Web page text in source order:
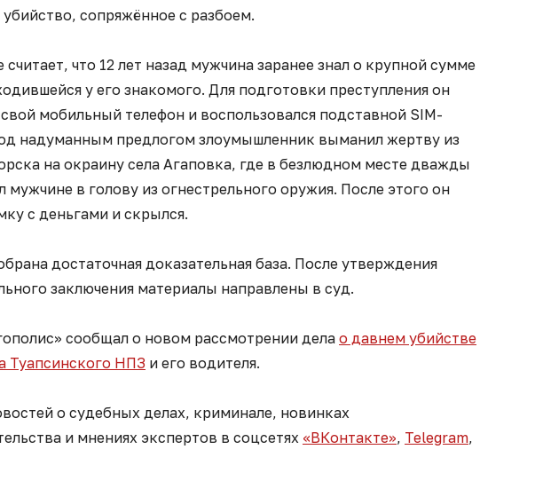
убийство, сопряжённое с разбоем.
считает, что 12 лет назад мужчина заранее знал о крупной сумме
у его знакомого. Для подготовки преступления он
мобильный телефон и воспользовался подставной SIM-
надуманным предлогом злоумышленник выманил жертву из
на окраину села Агаповка, где в безлюдном месте дважды
мужчине в голову из огнестрельного оружия. После этого он
с деньгами и скрылся.
достаточная доказательная база. После утверждения
заключения материалы направлены в суд.
сообщал о новом рассмотрении дела о давнем убийстве
Туапсинского НПЗ и его водителя.
о судебных делах, криминале, новинках
и мнениях экспертов в соцсетях «ВКонтакте», Telegram,